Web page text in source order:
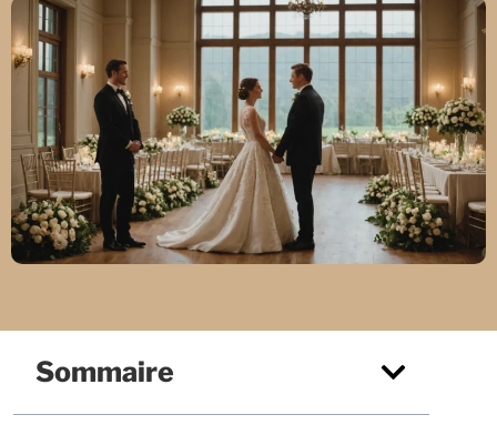
Sommaire